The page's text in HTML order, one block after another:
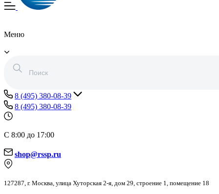
Меню
8 (495) 380-08-39
8 (495) 380-08-39
С 8:00 до 17:00
shop@rssp.ru
127287, г. Москва, улица Хуторская 2-я, дом 29, строение 1, помещение 18